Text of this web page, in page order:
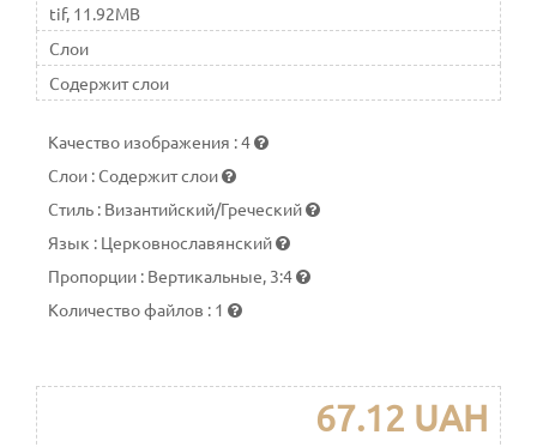
tif, 11.92MB
Слои
Содержит слои
Качество изображения :4
Слои :Содержит слои
Стиль : Византийский/Греческий
Язык : Церковнославянский
Пропорции : Вертикальные, 3:4
Количество файлов : 1
67.12 UAH